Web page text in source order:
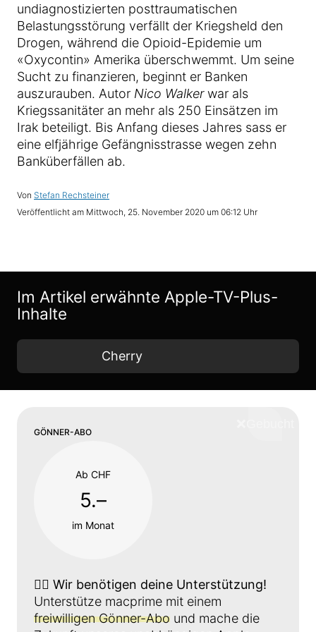
undiagnostizierten posttraumatischen
Belastungsstörung verfällt der Kriegsheld den
Drogen, während die Opioid-Epidemie um
«Oxycontin» Amerika überschwemmt. Um seine
Sucht zu finanzieren, beginnt er Banken
auszurauben. Autor Nico Walkerwar als
Kriegssanitäter an mehr als 250 Einsätzen im
Irak beteiligt. Bis Anfang dieses Jahres sass er
eine elfjährige Gefängnisstrasse wegen zehn
Banküberfällen ab.
Von Stefan Rechsteiner
Veröffentlicht am Mittwoch, 25. November 2020 um 06:12 Uhr
Im Artikel erwähnte Apple-TV-Plus-
Inhalte
Cherry
GÖNNER-ABO
Ab CHF
5.–
im Monat
👉🏼 Wir benötigen deine Unterstützung!
Unterstütze macprime mit einem
freiwilligen Gönner-Abo und mache die